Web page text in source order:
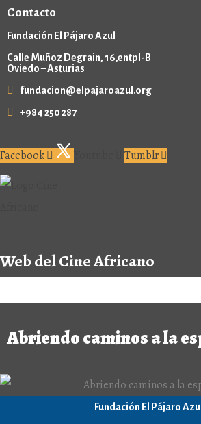
Contacto
Fundación El Pájaro Azul
Calle Muñoz Degrain, 16,entpl-B
Oviedo – Asturias
fundacion@elpajaroazul.org
+984 250 287
Facebook Tumblr
Web del Cine Africano
Abriendo caminos a la
Fundación El Pájaro